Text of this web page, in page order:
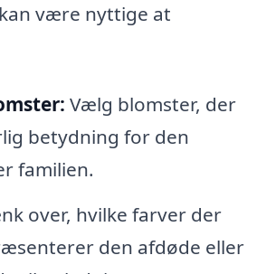
være nyttige at
Vælg blomster, der
betydning for den
familien.
over, hvilke farver der
den afdøde eller